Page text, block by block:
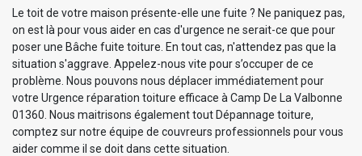
Le toit de votre maison présente-elle une fuite ? Ne paniquez pas,
on est là pour vous aider en cas d'urgence ne serait-ce que pour
poser une Bâche fuite toiture. En tout cas, n'attendez pas que la
situation s'aggrave. Appelez-nous vite pour s’occuper de ce
problème. Nous pouvons nous déplacer immédiatement pour
votre Urgence réparation toiture efficace à Camp De La Valbonne
01360. Nous maitrisons également tout Dépannage toiture,
comptez sur notre équipe de couvreurs professionnels pour vous
aider comme il se doit dans cette situation.